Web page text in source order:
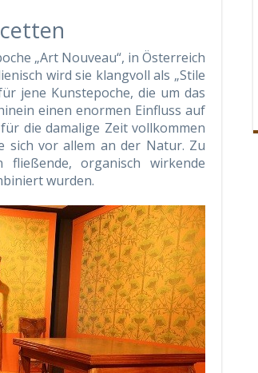
„Art Nouveau“, in Österreich
wird sie klangvoll als „Stile
jene Kunstepoche, die um das
einen enormen Einfluss auf
die damalige Zeit vollkommen
sich vor allem an der Natur. Zu
fließende, organisch wirkende
wurden.